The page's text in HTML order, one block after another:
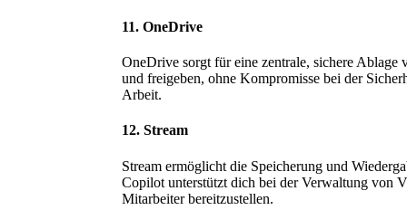
11. OneDrive
OneDrive sorgt für eine zentrale, sichere
und freigeben, ohne Kompromisse bei der
Arbeit.
12. Stream
Stream ermöglicht die Speicherung und
Copilot unterstützt dich bei der Verwaltung von
Mitarbeiter bereitzustellen.